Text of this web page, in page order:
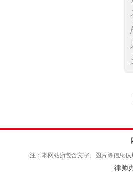
注：本网站所包含文字、图片等信息
律师